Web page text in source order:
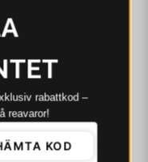
Estelle
cm
1 299 kr
kr
rabattkod –
reavaror!
KOD